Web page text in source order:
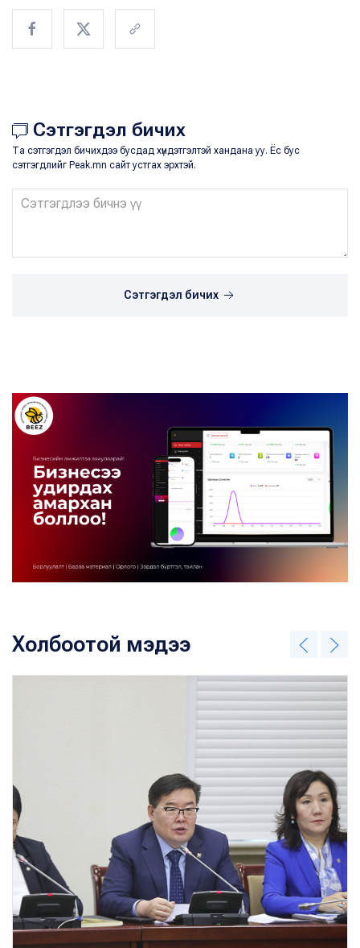
Сэтгэгдэл бичих
Та сэтгэгдэл бичихдээ бусдад хүндэтгэлтэй хандана уу. Ёс бус
сэтгэгдлийг Peak.mn сайт устгах эрхтэй.
Сэтгэгдэл бичих
Холбоотой мэдээ